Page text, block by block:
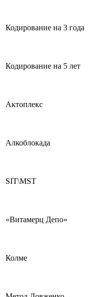
Кодирование на 3 года
Кодирование на 5 лет
Актоплекс
Алкоблокада
SIT\MST
«Витамерц Депо»
Колме